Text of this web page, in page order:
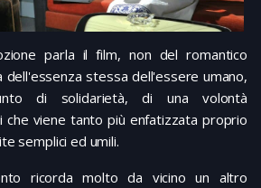
parla il film, non del romantico
dell'essenza stessa dell'essere umano,
di solidarietà, di una volontà
viene tanto più enfatizzata proprio
semplici ed umili.
ricorda molto da vicino un altro